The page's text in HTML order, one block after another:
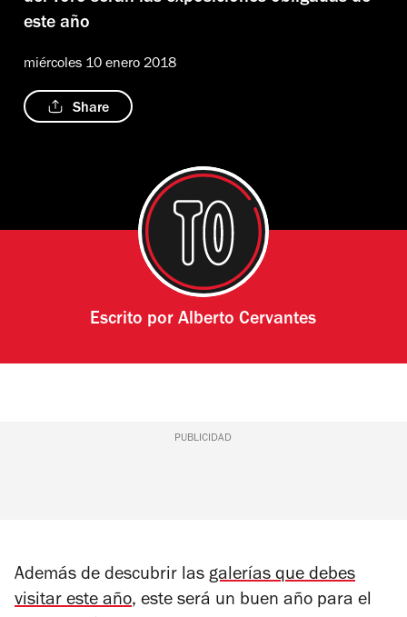
este año
miércoles 10 enero 2018
Share
Escrito porAlberto Cervantes
PUBLICIDAD
Además de descubrir las galerías que debes
visitar este año, este será un buen año para el